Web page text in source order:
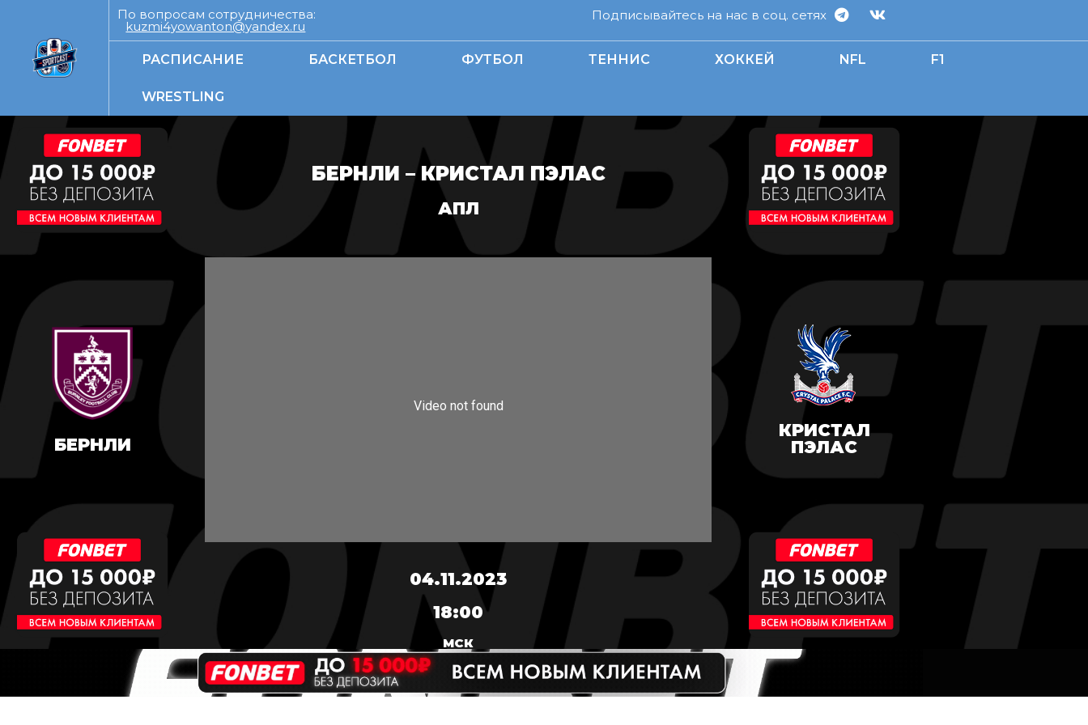
По вопросам сотрудничества:
kuzmi4yowanton@yandex.ru
Подписывайтесь на нас в соц. сетях
РАСПИСАНИЕ БАСКЕТБОЛ ФУТБОЛ ТЕННИС ХОККЕЙ NFL F1
WRESTLING
БЕРНЛИ
БЕРНЛИ – КРИСТАЛ ПЭЛАС
АПЛ
04.11.2023
18:00
МСК
КРИСТАЛ
ПЭЛАС